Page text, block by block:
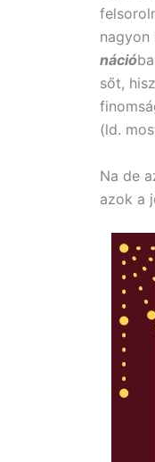
nagyon
náció
sőt,
(ld.
Na de
azok a